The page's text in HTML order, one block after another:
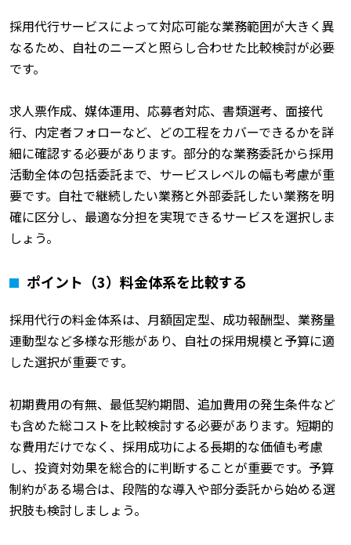
採用代行サービスによって対応可能な業務範囲が大きく異
なるため、自社のニーズと照らし合わせた比較検討が必要
です。
求人票作成、媒体運用、応募者対応、書類選考、面接代
行、内定者フォローなど、どの工程をカバーできるかを詳
細に確認する必要があります。部分的な業務委託から採用
活動全体の包括委託まで、サービスレベルの幅も考慮が重
要です。自社で継続したい業務と外部委託したい業務を明
確に区分し、最適な分担を実現できるサービスを選択しま
しょう。
ポイント（3）料金体系を比較する
採用代行の料金体系は、月額固定型、成功報酬型、業務量
連動型など多様な形態があり、自社の採用規模と予算に適
した選択が重要です。
初期費用の有無、最低契約期間、追加費用の発生条件など
も含めた総コストを比較検討する必要があります。短期的
な費用だけでなく、採用成功による長期的な価値も考慮
し、投資対効果を総合的に判断することが重要です。予算
制約がある場合は、段階的な導入や部分委託から始める選
択肢も検討しましょう。